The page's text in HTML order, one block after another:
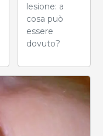
lesione: a
cosa può
essere
dovuto?